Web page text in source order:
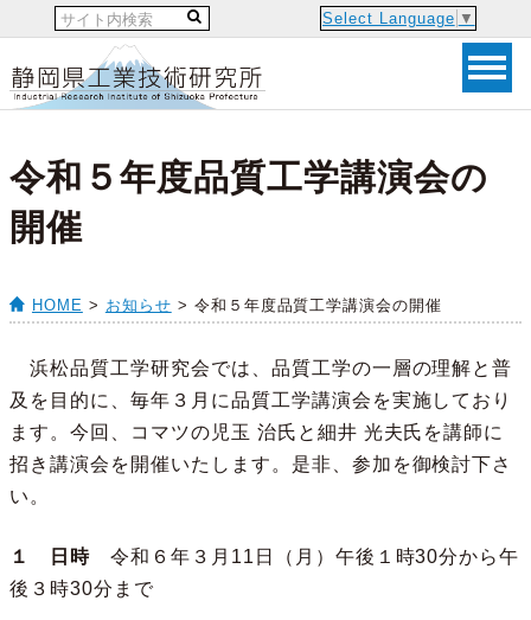
Select Language ▼
令和５年度品質工学講演会の
開催
HOME > お知らせ > 令和５年度品質工学講演会の開催
浜松品質工学研究会では、品質工学の一層の理解と普
及を目的に、毎年３月に品質工学講演会を実施しており
ます。今回、コマツの児玉 治氏と細井 光夫氏を講師に
招き講演会を開催いたします。是非、参加を御検討下さ
い。
１ 日時令和６年３月11日（月）午後１時30分から午
後３時30分まで